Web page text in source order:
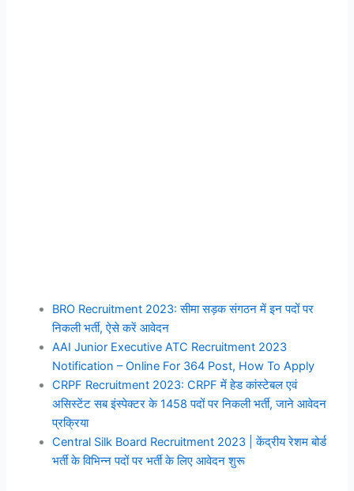
BRO Recruitment 2023: सीमा सड़क संगठन में इन पदों पर
निकली भर्ती, ऐसे करें आवेदन
AAI Junior Executive ATC Recruitment 2023
Notification – Online For 364 Post, How To Apply
CRPF Recruitment 2023: CRPF में हेड कांस्टेबल एवं
असिस्टेंट सब इंस्पेक्टर के 1458 पदों पर निकली भर्ती, जाने आवेदन
प्रक्रिया
Central Silk Board Recruitment 2023 | केंद्रीय रेशम बोर्ड
भर्ती के विभिन्न पदों पर भर्ती के लिए आवेदन शुरू